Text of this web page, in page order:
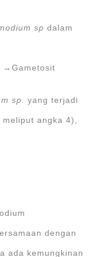
sp dalam
→Gametosit
sp. yang terjadi
angka 4),
dengan
ada kemungkinan